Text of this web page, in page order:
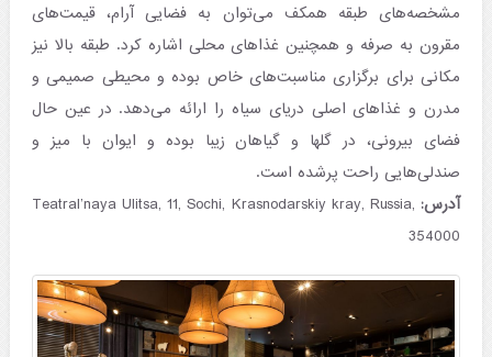
مشخصه‌های طبقه همکف می‌توان به فضایی آرام، قیمت‌های
مقرون‌ به‌ صرفه و همچنین غذاهای محلی اشاره کرد. طبقه بالا نیز
مکانی برای برگزاری مناسبت‌های خاص بوده و محیطی صمیمی و
مدرن و غذاهای اصلی دریای سیاه را ارائه می‌دهد. در عین حال
فضای بیرونی، در گلها و گیاهان زیبا بوده و ایوان با میز و
صندلی‌هایی راحت پرشده است.
آدرس: Teatral’naya Ulitsa, 11, Sochi, Krasnodarskiy kray, Russia,
354000